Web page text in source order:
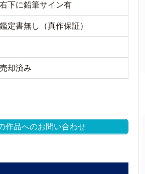
右下に鉛筆サイン有
鑑定書無し（真作保証）
売却済み
作品へのお問い合わせ